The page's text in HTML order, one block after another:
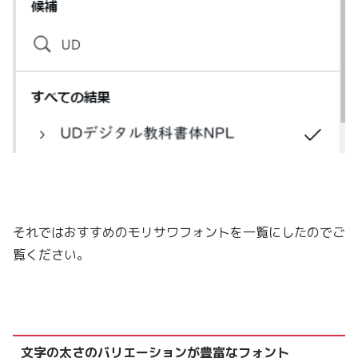
それではおすすめのモリサワフォントを一覧にしたのでご
覧ください。
文字の太さのバリエーションが豊富なフォント